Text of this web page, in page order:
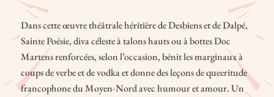
Dans cette œuvre théâtrale héritière de Desbiens et de Dalpé,
Sainte Poésie, diva céleste à talons hauts ou à bottes Doc
Martens renforcées, selon l’occasion, bénit les marginaux à
coups de verbe et de vodka et donne des leçons de queeritude
francophone du Moyen-Nord avec humour et amour. Un